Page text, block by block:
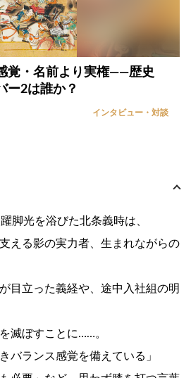
覚・名前より実権――歴史
ー2は誰か？
インタビュー・対談
脚光を浴びた北条義時は、
える影の実力者、生まれながらの
目立った義経や、途中入社組の明
滅ぼすことに……。
バランス感覚を備えている」